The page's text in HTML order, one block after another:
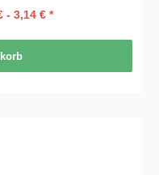
- 3,14 € *